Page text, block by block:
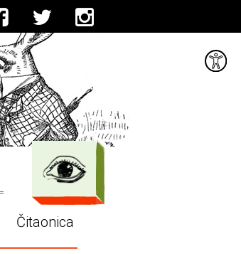
Čitaonica